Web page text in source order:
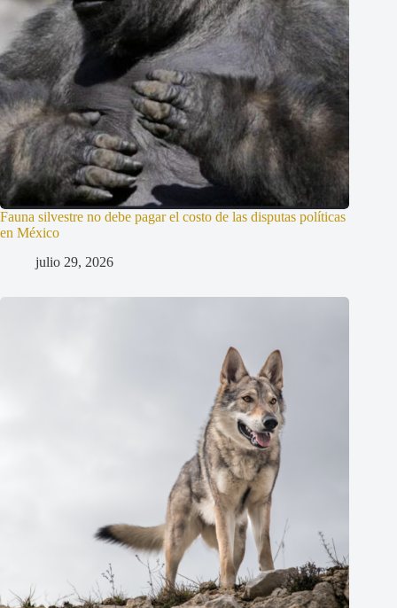
Fauna silvestre no debe pagar el costo de las disputas políticas
en México
julio 29, 2026